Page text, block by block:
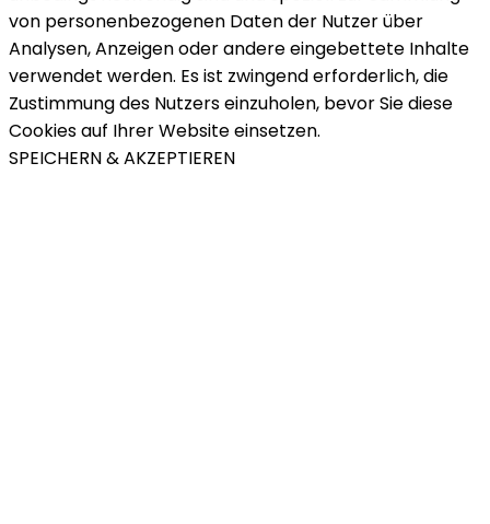
von personenbezogenen Daten der Nutzer über
Analysen, Anzeigen oder andere eingebettete Inhalte
verwendet werden. Es ist zwingend erforderlich, die
Zustimmung des Nutzers einzuholen, bevor Sie diese
Cookies auf Ihrer Website einsetzen.
SPEICHERN & AKZEPTIEREN